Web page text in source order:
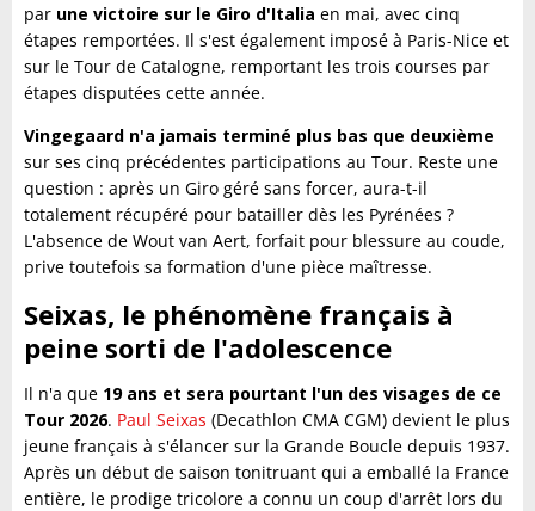
par une victoire sur le Giro d'Italia en mai, avec cinq
étapes remportées. Il s'est également imposé à Paris-Nice et
sur le Tour de Catalogne, remportant les trois courses par
étapes disputées cette année.
Vingegaard n'a jamais terminé plus bas que deuxième
sur ses cinq précédentes participations au Tour. Reste une
question : après un Giro géré sans forcer, aura-t-il
totalement récupéré pour batailler dès les Pyrénées ?
L'absence de Wout van Aert, forfait pour blessure au coude,
prive toutefois sa formation d'une pièce maîtresse.
Seixas, le phénomène français à
peine sorti de l'adolescence
Il n'a que 19 ans et sera pourtant l'un des visages de ce
Tour 2026. Paul Seixas (Decathlon CMA CGM) devient le plus
jeune français à s'élancer sur la Grande Boucle depuis 1937.
Après un début de saison tonitruant qui a emballé la France
entière, le prodige tricolore a connu un coup d'arrêt lors du